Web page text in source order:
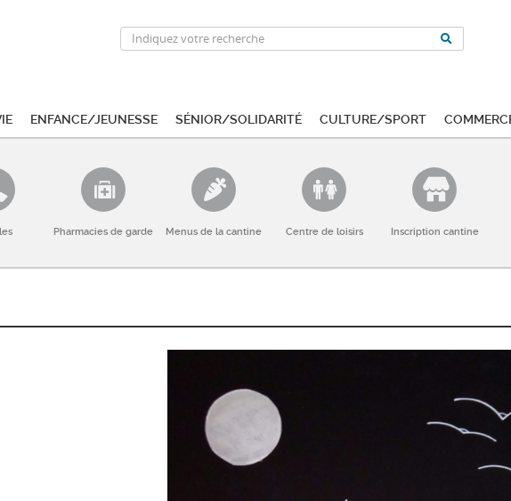
Enfance/Jeunesse Sénior/Solidarité Culture/Sport
Pharmacies de garde Menus de la cantine Centre de loisirs Inscription cantine